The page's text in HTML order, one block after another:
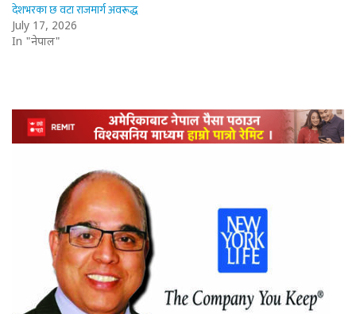
देशभरका छ वटा राजमार्ग अवरूद्ध
July 17, 2026
In "नेपाल"